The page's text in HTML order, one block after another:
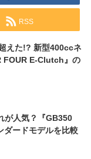
RSS
えた!? 新型400ccネ
FOUR E-Clutch』の
が人気？『GB350
ダードモデルを比較